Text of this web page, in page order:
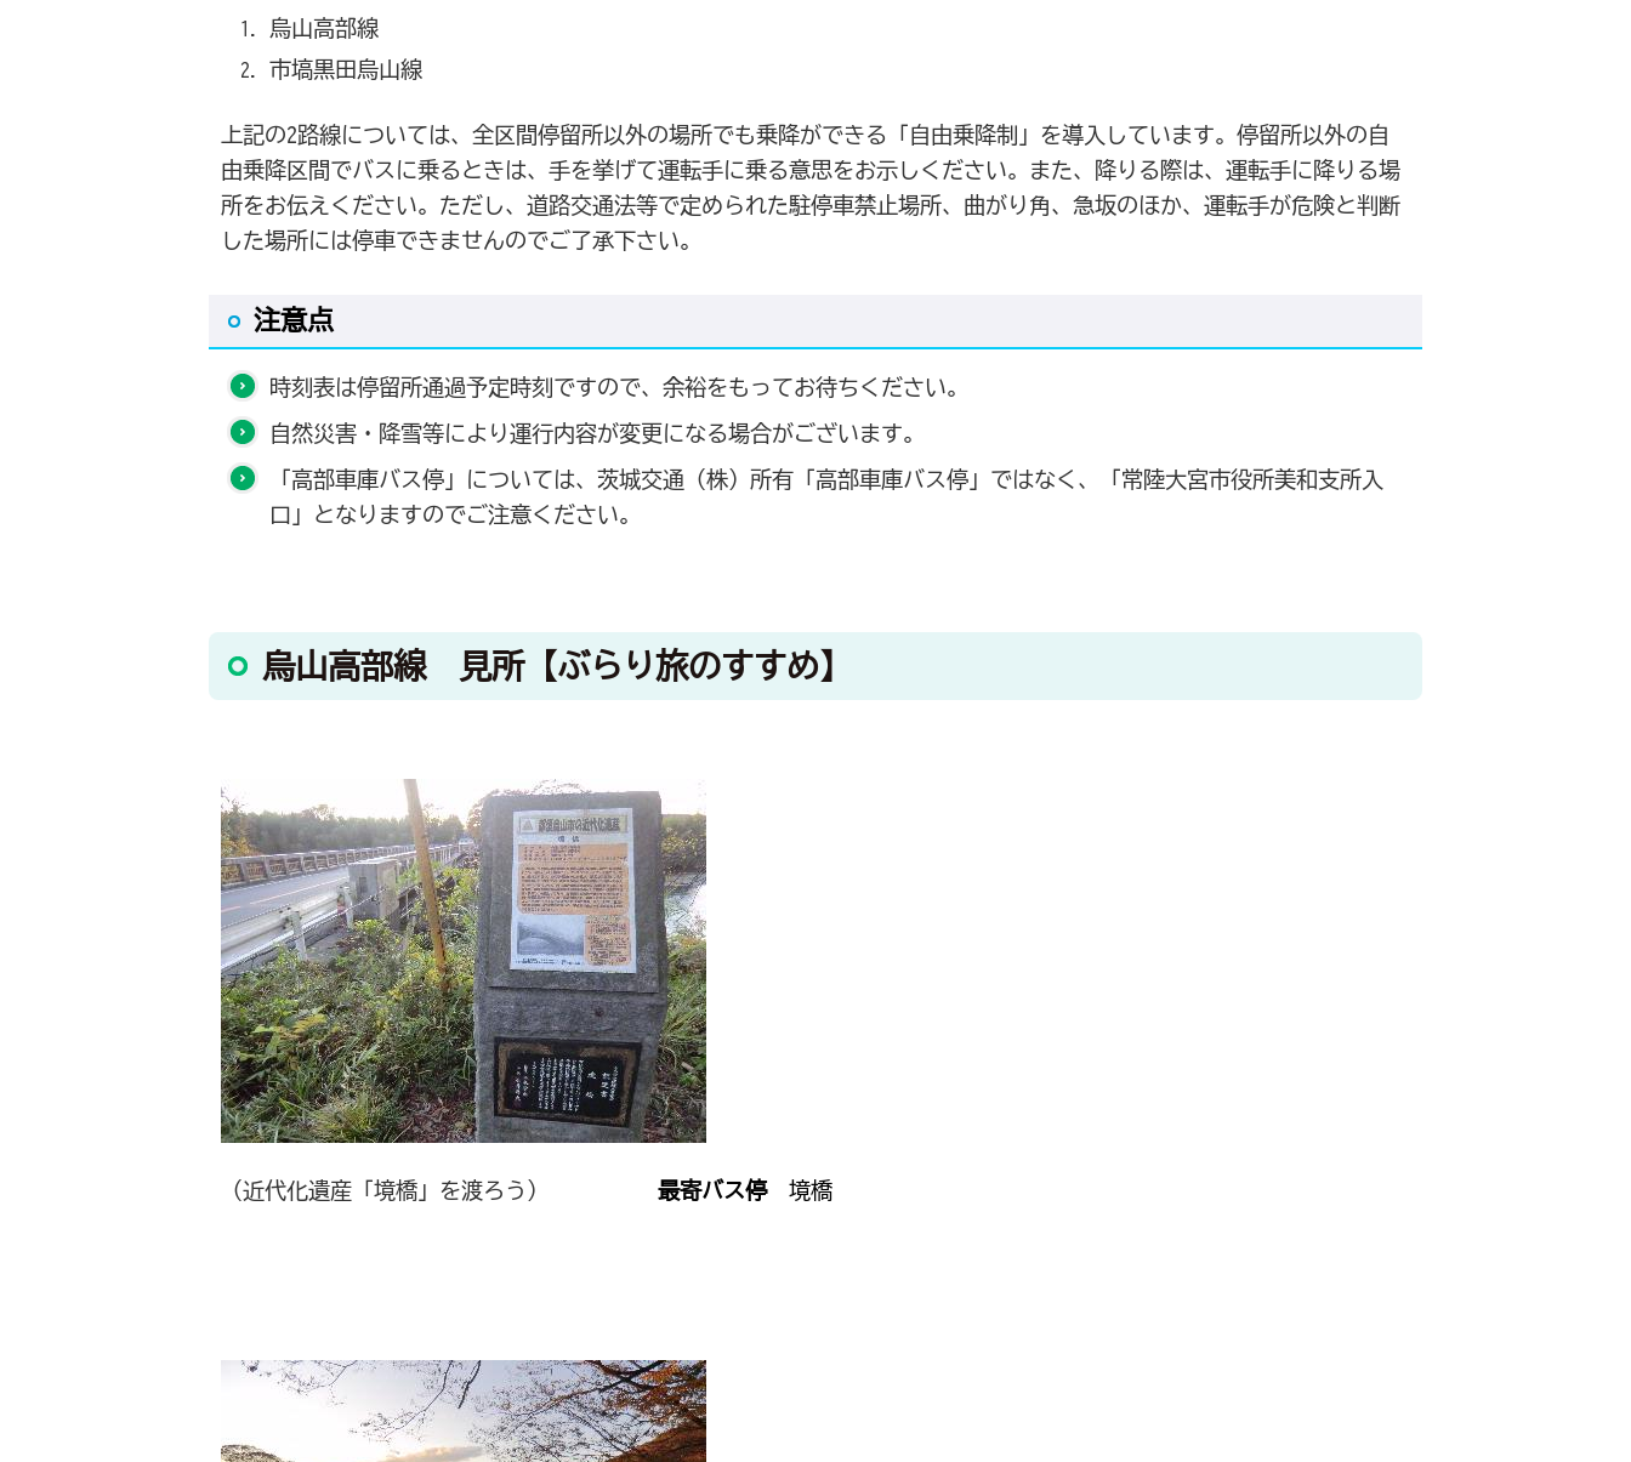
烏山高部線
市塙黒田烏山線
上記の2路線については、全区間停留所以外の場所でも乗降ができる「自由乗降制」を導入しています。停留所以外の自
由乗降区間でバスに乗るときは、手を挙げて運転手に乗る意思をお示しください。また、降りる際は、運転手に降りる場
所をお伝えください。ただし、道路交通法等で定められた駐停車禁止場所、曲がり角、急坂のほか、運転手が危険と判断
した場所には停車できませんのでご了承下さい。
注意点
時刻表は停留所通過予定時刻ですので、余裕をもってお待ちください。
自然災害・降雪等により運行内容が変更になる場合がございます。
「高部車庫バス停」については、茨城交通（株）所有「高部車庫バス停」ではなく、「常陸大宮市役所美和支所入
口」となりますのでご注意ください。
烏山高部線 見所【ぶらり旅のすすめ】
（近代化遺産「境橋」を渡ろう） 最寄バス停境橋